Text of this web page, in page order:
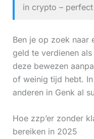
in crypto –
Ben je op zoek naar
geld te verdienen
deze bewezen
of weinig tijd hebt.
anderen in Genk al
Hoe zzp’er zonder
bereiken in 2025